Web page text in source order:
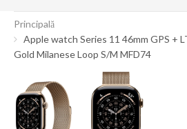
Principală
Apple watch Series 11 46mm GPS +
Gold Milanese Loop S/M MFD74